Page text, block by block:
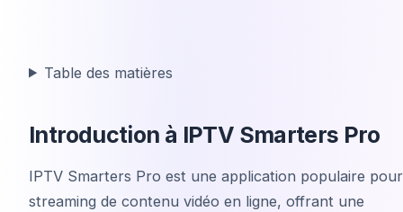
Table des matières
Introduction à IPTV Smarters Pro
IPTV Smarters Pro est une application populaire
streaming de contenu vidéo en ligne, offrant une